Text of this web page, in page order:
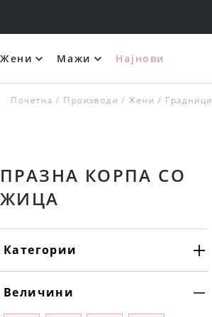
Жени Мажи Најнови
Градници
Жени
Производи
Почетна
ПРАЗНА КОРПА СО
ЖИЦА
Категории
Величини